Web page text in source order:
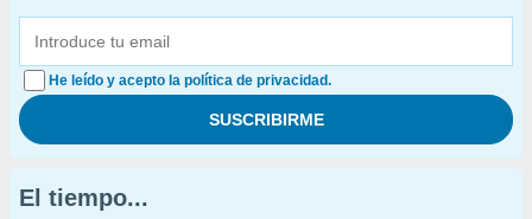
He leído y acepto la política de privacidad.
El tiempo...